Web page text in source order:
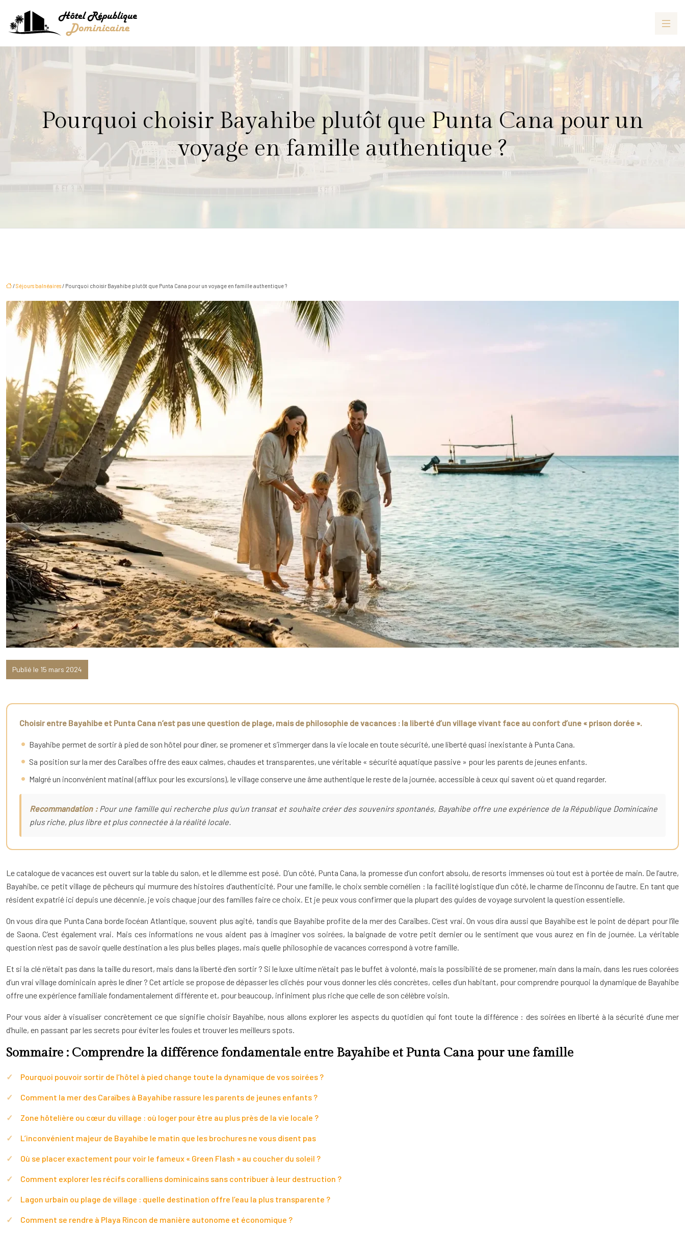
Pourquoi choisir Bayahibe plutôt que Punta Cana pour un
voyage en famille authentique ?
/Séjours balnéaires/ Pourquoi choisir Bayahibe plutôt que Punta Cana pour un voyage en famille authentique ?
Publié le 15 mars 2024
Choisir entre Bayahibe et Punta Cana n’est pas une question de plage, mais de philosophie de vacances : la liberté d’un village vivant face au confort d’une « prison dorée ».
Bayahibe permet de sortir à pied de son hôtel pour dîner, se promener et s’immerger dans la vie locale en toute sécurité, une liberté quasi inexistante à Punta Cana.
Sa position sur la mer des Caraïbes offre des eaux calmes, chaudes et transparentes, une véritable « sécurité aquatique passive » pour les parents de jeunes enfants.
Malgré un inconvénient matinal (afflux pour les excursions), le village conserve une âme authentique le reste de la journée, accessible à ceux qui savent où et quand regarder.
Recommandation :Pour une famille qui recherche plus qu’un transat et souhaite créer des souvenirs spontanés, Bayahibe offre une expérience de la République Dominicaine
plus riche, plus libre et plus connectée à la réalité locale.
Le catalogue de vacances est ouvert sur la table du salon, et le dilemme est posé. D’un côté, Punta Cana, la promesse d’un confort absolu, de resorts immenses où tout est à portée de main. De l’autre,
Bayahibe, ce petit village de pêcheurs qui murmure des histoires d’authenticité. Pour une famille, le choix semble cornélien : la facilité logistique d’un côté, le charme de l’inconnu de l’autre. En tant que
résident expatrié ici depuis une décennie, je vois chaque jour des familles faire ce choix. Et je peux vous confirmer que la plupart des guides de voyage survolent la question essentielle.
On vous dira que Punta Cana borde l’océan Atlantique, souvent plus agité, tandis que Bayahibe profite de la mer des Caraïbes. C’est vrai. On vous dira aussi que Bayahibe est le point de départ pour l’île
de Saona. C’est également vrai. Mais ces informations ne vous aident pas à imaginer vos soirées, la baignade de votre petit dernier ou le sentiment que vous aurez en fin de journée. La véritable
question n’est pas de savoir quelle destination a les plus belles plages, mais quelle philosophie de vacances correspond à votre famille.
Et si la clé n’était pas dans la taille du resort, mais dans la liberté d’en sortir ? Si le luxe ultime n’était pas le buffet à volonté, mais la possibilité de se promener, main dans la main, dans les rues colorées
d’un vrai village dominicain après le dîner ? Cet article se propose de dépasser les clichés pour vous donner les clés concrètes, celles d’un habitant, pour comprendre pourquoi la dynamique de Bayahibe
offre une expérience familiale fondamentalement différente et, pour beaucoup, infiniment plus riche que celle de son célèbre voisin.
Pour vous aider à visualiser concrètement ce que signifie choisir Bayahibe, nous allons explorer les aspects du quotidien qui font toute la différence : des soirées en liberté à la sécurité d’une mer
d’huile, en passant par les secrets pour éviter les foules et trouver les meilleurs spots.
Sommaire : Comprendre la différence fondamentale entre Bayahibe et Punta Cana pour une famille
Pourquoi pouvoir sortir de l’hôtel à pied change toute la dynamique de vos soirées ?
Comment la mer des Caraïbes à Bayahibe rassure les parents de jeunes enfants ?
Zone hôtelière ou cœur du village : où loger pour être au plus près de la vie locale ?
L’inconvénient majeur de Bayahibe le matin que les brochures ne vous disent pas
Où se placer exactement pour voir le fameux « Green Flash » au coucher du soleil ?
Comment explorer les récifs coralliens dominicains sans contribuer à leur destruction ?
Lagon urbain ou plage de village : quelle destination offre l’eau la plus transparente ?
Comment se rendre à Playa Rincon de manière autonome et économique ?